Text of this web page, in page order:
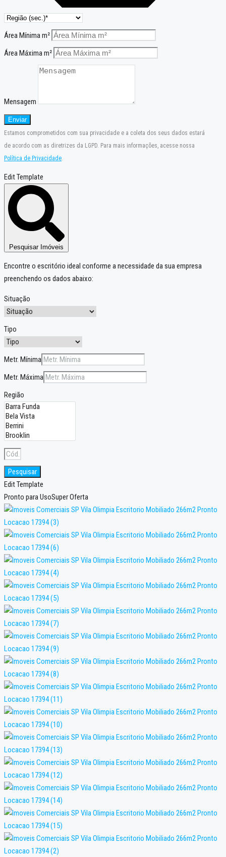
Área Mínima m²
Área Máxima m²
Mensagem
Enviar
Estamos comprometidos com sua privacidade e a coleta dos seus dados estará
de acordo com as diretrizes da LGPD. Para mais informações, acesse nossa
Política de Privacidade.
Edit Template
Pesquisar Imóveis
Encontre o escritório ideal conforme a necessidade da sua empresa
preenchendo os dados abaixo:
Situação
Tipo
Metr. Mínima
Metr. Máxima
Região
Pesquisar
Edit Template
Pronto para UsoSuper Oferta